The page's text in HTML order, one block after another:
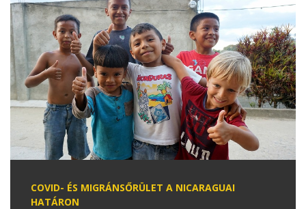
COVID- ÉS MIGRÁNSŐRÜLET A NICARAGUAI
HATÁRON